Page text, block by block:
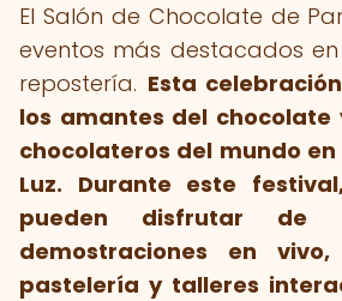
El Salón de Chocolate de
eventos más destacados
repostería. Esta
los amantes del chocolate
chocolateros del mundo
Luz. Durante este
pueden disfrutar de
demostraciones en
pastelería y talleres